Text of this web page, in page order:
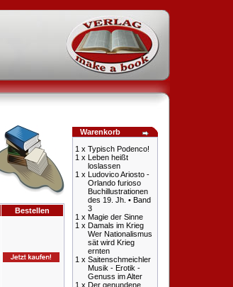
Bestellen
Warenkorb
1 x Typisch Podenco!
1 x Leben heißt
loslassen
1 x Ludovico Ariosto -
Orlando furioso
Buchillustrationen
des 19. Jh. • Band
3
1 x Magie der Sinne
1 x Damals im Krieg
Wer Nationalismus
sät wird Krieg
ernten
1 x Saitenschmeichler
Musik - Erotik -
Genuss im Alter
1 x Der genundene